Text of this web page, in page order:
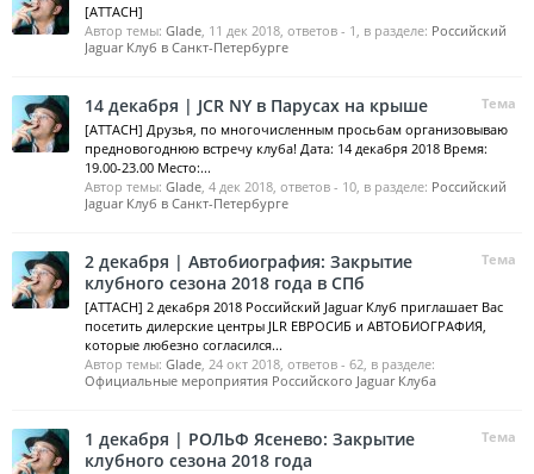
[ATTACH]
Автор темы: Glade, 11 дек 2018, ответов - 1, в разделе: Российский
Jaguar Клуб в Санкт-Петербурге
Тема
14 декабря | JCR NY в Парусах на крыше
[ATTACH] Друзья, по многочисленным просьбам организовываю
предновогоднюю встречу клуба! Дата: 14 декабря 2018 Время:
19.00-23.00 Место:...
Автор темы: Glade, 4 дек 2018, ответов - 10, в разделе: Российский
Jaguar Клуб в Санкт-Петербурге
Тема
2 декабря | Автобиография: Закрытие
клубного сезона 2018 года в СПб
[ATTACH] 2 декабря 2018 Российский Jaguar Клуб приглашает Вас
посетить дилерские центры JLR ЕВРОСИБ и АВТОБИОГРАФИЯ,
которые любезно согласился...
Автор темы: Glade, 24 окт 2018, ответов - 62, в разделе:
Официальные мероприятия Российского Jaguar Клуба
Тема
1 декабря | РОЛЬФ Ясенево: Закрытие
клубного сезона 2018 года